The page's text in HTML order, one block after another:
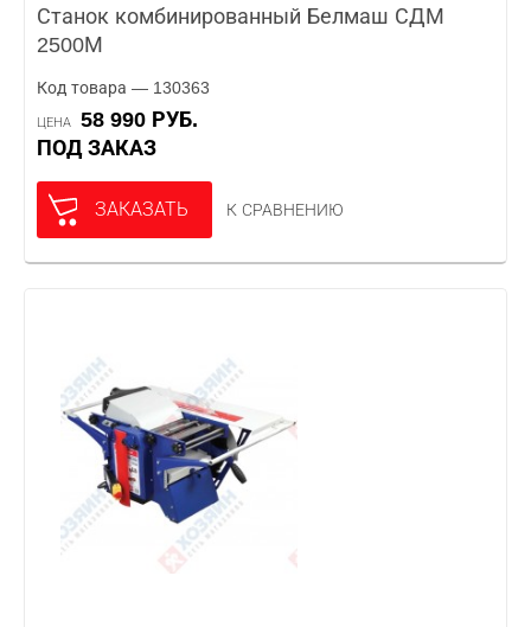
Станок комбинированный Белмаш СДМ
2500М
Код товара — 130363
ЦЕНА
58 990 РУБ.
ПОД ЗАКАЗ
ЗАКАЗАТЬ К СРАВНЕНИЮ